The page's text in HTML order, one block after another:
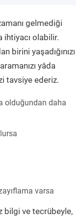
gelmediği
ihtiyacı olabilir.
birini yaşadığınızı
yâda
tavsiye ederiz.
olduğundan daha
varsa
bilgi ve tecrübeyle,